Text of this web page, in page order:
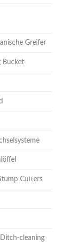
Greifer
Bucket
Cutters
cleaning